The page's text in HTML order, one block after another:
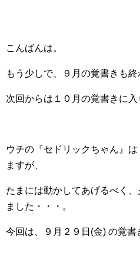
こんばんは。
もう少しで、９月の覚書きも終
次回からは１０月の覚書きに
ウチの『セドリックちゃん』
ますが、
たまには動かしてあげるべく
ました・・・。
今回は、９月２９日(金) の覚書